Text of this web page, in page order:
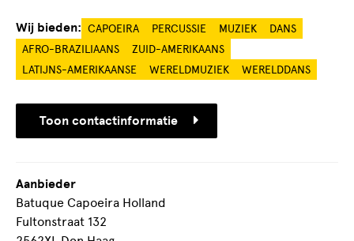
Wij bieden: CAPOEIRA PERCUSSIE MUZIEK
DANS
AFRO-BRAZILIAANS
ZUID-AMERIKAANS
LATIJNS-AMERIKAANSE
WERELDMUZIEK WERELDDANS
Toon contactinformatie
Aanbieder
Batuque Capoeira Holland
Fultonstraat 132